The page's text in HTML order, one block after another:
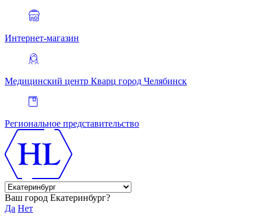
Интернет-магазин
Медицинский центр Кварц город Челябинск
Региональное представительство
Ваш город Екатеринбург?
Да Нет